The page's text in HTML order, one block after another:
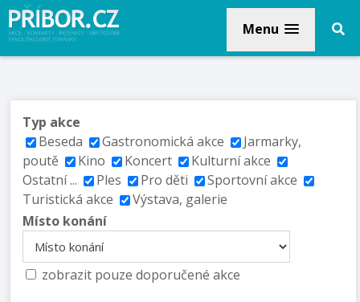
Menu
Typ akce
Beseda
Gastronomická akce
Jarmarky,
poutě
Kino Koncert
Kulturní akce
Ostatní ...
Ples Pro děti
Sportovní akce
Turistická akce
Výstava, galerie
Místo konání
zobrazit pouze doporučené akce